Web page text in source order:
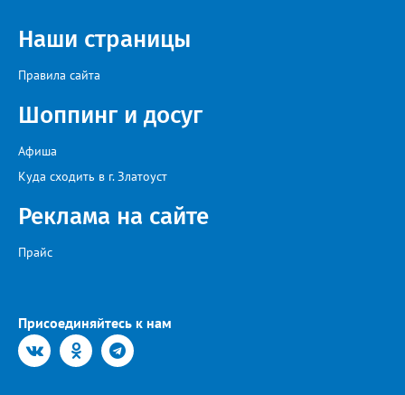
Наши страницы
Правила сайта
Шоппинг и досуг
Афиша
Куда сходить в г. Златоуст
Реклама на сайте
Прайс
Присоединяйтесь к нам